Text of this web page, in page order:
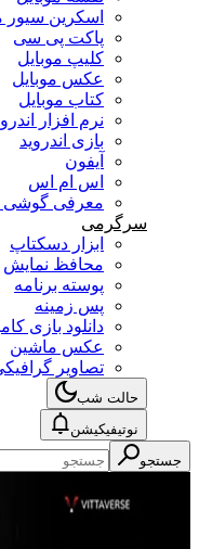
اسکرین سیور
پاکت پی سی
کلیپ موبایل
عکس موبایل
کتاب موبایل
نرم افزار
بازی اندروید
آیفون
اس ام اس
معرفی گوشی
سرگرمی
ابزار دسکتاپ
محافظ نمایش
پوسته برنامه
پس زمینه
دانلود بازی
عکس ماشین
تصاویر گرافیکی
حالت شب
نوتیفیکیشن
جستجو